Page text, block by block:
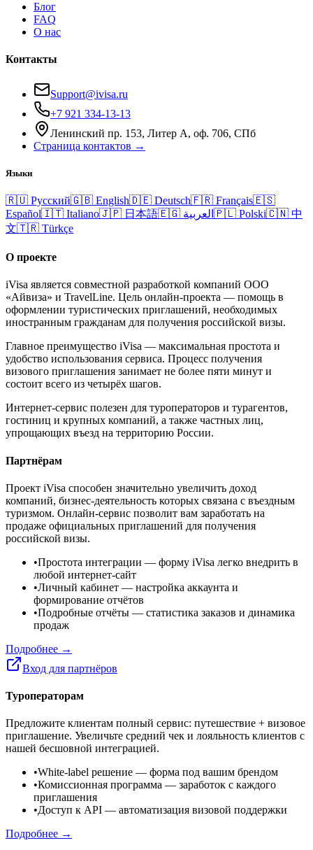
Блог
FAQ
О нас
Контакты
Support@ivisa.ru
+7 921 334-13-13
Ленинский пр. 153, Литер А, оф. 706, СПб
Страница контактов →
Языки
🇷🇺 Русский🇬🇧 English🇩🇪 Deutsch🇫🇷 Français🇪🇸
Español🇮🇹 Italiano🇯🇵 日本語🇪🇬 العربية 🇵🇱 Polski🇨🇳 中
文🇹🇷 Türkçe
О проекте
iVisa является совместной разработкой компаний ООО
«Айвиза» и TravelLine. Цель онлайн-проекта — помощь в
оформлении туристических приглашений, необходимых
иностранным гражданам для получения российской визы.
Главное преимущество iVisa — максимальная простота и
удобство использования сервиса. Процесс получения
визового приглашения занимает не более пяти минут и
состоит всего из четырёх шагов.
Интернет-сервис полезен для туроператоров и турагентов,
гостиниц и крупных компаний, а также частных лиц,
упрощающих въезд на территорию России.
Партнёрам
Проект iVisa способен значительно увеличить доход
компаний, бизнес-деятельность которых связана с въездным
туризмом. Онлайн-сервис позволит вам заработать на
продаже официальных приглашений для получения
российской визы.
•Простота интеграции — форму iVisa легко внедрить в
любой интернет-сайт
•Личный кабинет — настройка аккаунта и
формирование отчётов
•Подробные отчёты — статистика заказов и динамика
продаж
Подробнее →
Вход для партнёров
Туроператорам
Предложите клиентам полный сервис: путешествие + визовое
приглашение. Увеличьте средний чек и лояльность клиентов с
нашей бесшовной интеграцией.
•White-label решение — форма под вашим брендом
•Комиссионная программа — заработок с каждого
приглашения
•Доступ к API — автоматизация визовой поддержки
Подробнее →